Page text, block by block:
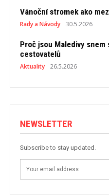
Vánoční stromek ako
Rady a Návody 30.5.2026
Proč jsou Maledivy
cestovatelů
Aktuality 26.5.2026
NEWSLETTER
Subscribe to stay updated.